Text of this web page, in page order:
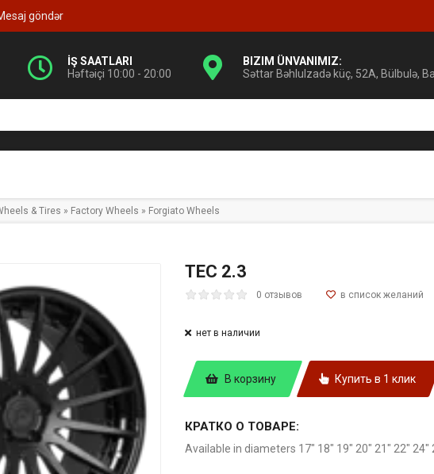
göndər
İŞ SAATLARI
Həftəiçi 10:00 - 20:00
BIZIM ÜNVANIMIZ:
Səttar Bəhlulzadə küç, 52A, Bülbulə,
& Tires » Factory Wheels » Forgiato Wheels
TEC 2.3
0 отзывов
нет в наличии
В корзину Купить в 1 клик
КРАТКО О ТОВАРЕ:
Available in diameters 17" 18" 19" 20" 21" 22" 24"